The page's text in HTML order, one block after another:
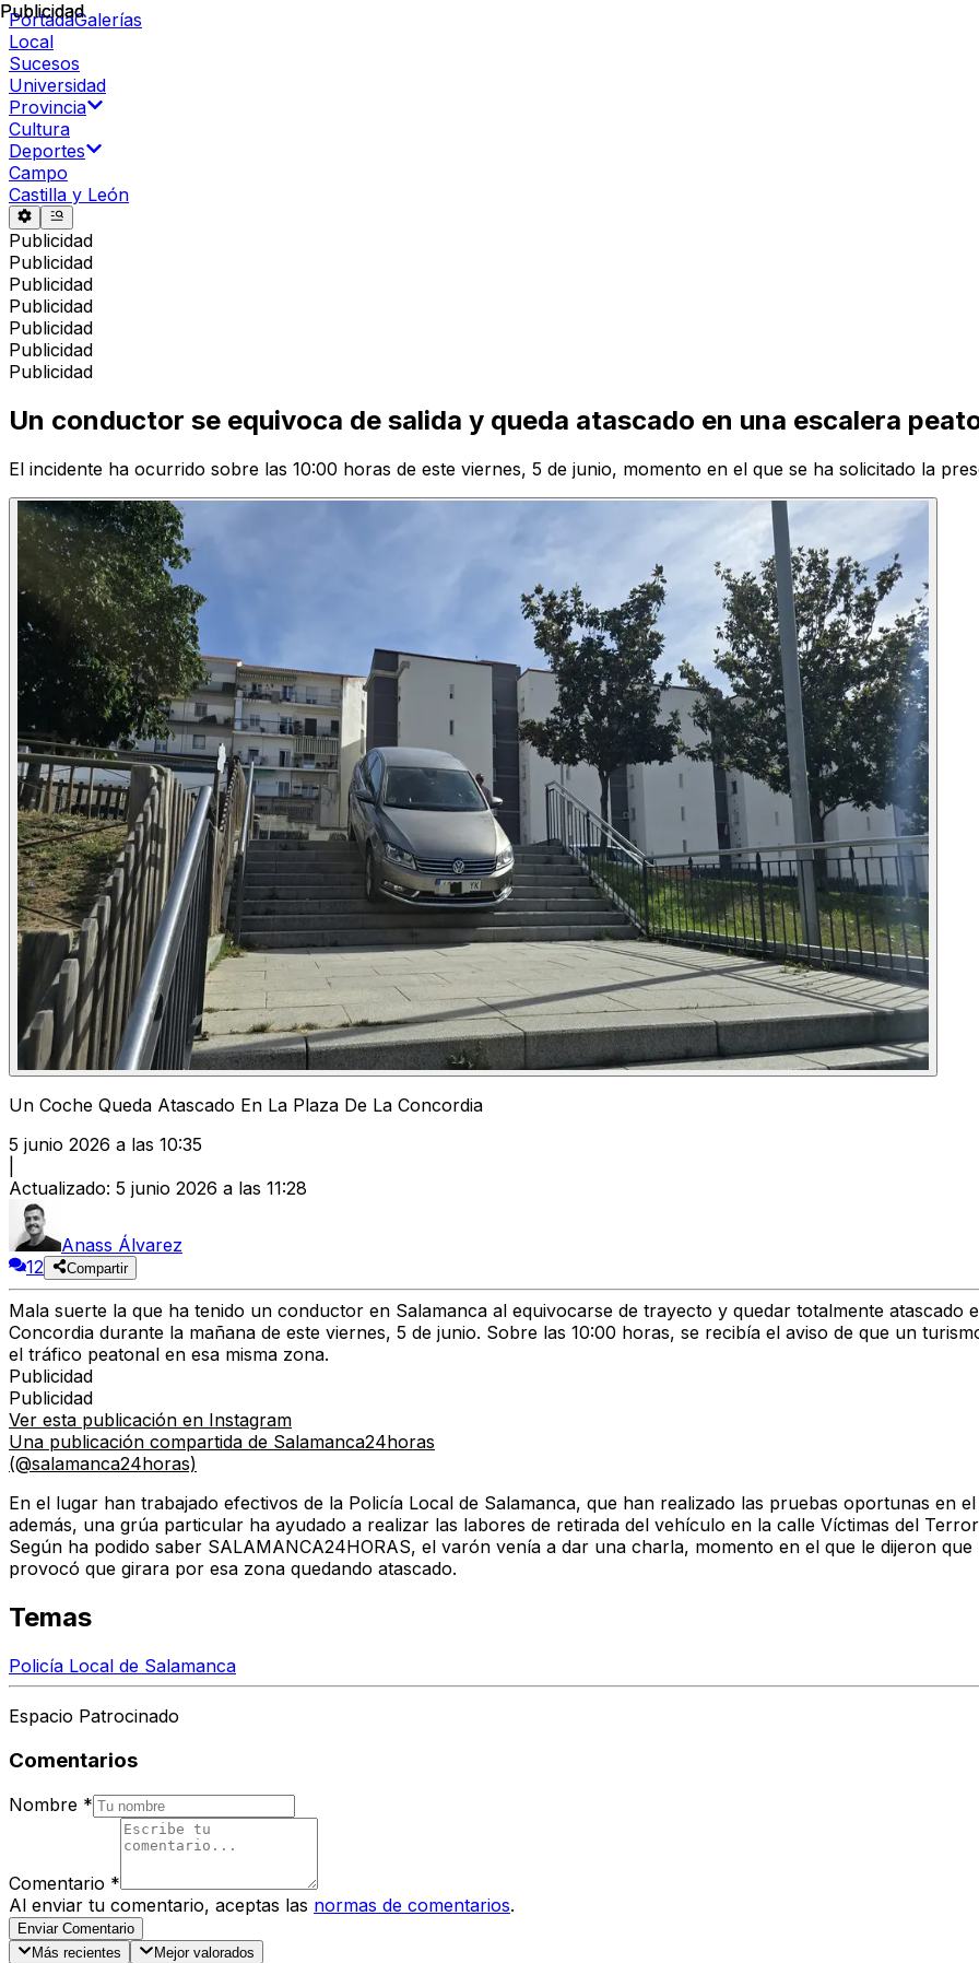
PortadaGalerías
Local
Sucesos
Universidad
Provincia
Cultura
Deportes
Campo
Castilla y León
Publicidad
Publicidad
Publicidad
Publicidad
Publicidad
Publicidad
Publicidad
Publicidad
Un conductor se equivoca de salida y queda atascado en una escalera
El incidente ha ocurrido sobre las 10:00 horas de este viernes, 5 de junio, momento en el que se ha solicitado la
Un Coche Queda Atascado En La Plaza De La Concordia
5 junio 2026 a las 10:35
Actualizado: 5 junio 2026 a las 11:28
Anass Álvarez
12
Compartir
Mala suerte la que ha tenido un conductor en Salamanca al equivocarse de trayecto y quedar totalmente atascado
Concordia durante la mañana de este viernes, 5 de junio. Sobre las 10:00 horas, se recibía el aviso de que un
el tráfico peatonal en esa misma zona.
Publicidad
Publicidad
Ver esta publicación en Instagram
Una publicación compartida de Salamanca24horas
(@salamanca24horas)
En el lugar han trabajado efectivos de la Policía Local de Salamanca, que han realizado las pruebas oportunas en
además, una grúa particular ha ayudado a realizar las labores de retirada del vehículo en la calle Víctimas del
Según ha podido saber SALAMANCA24HORAS, el varón venía a dar una charla, momento en el que le dijeron
provocó que girara por esa zona quedando atascado.
Temas
Policía Local de Salamanca
Espacio Patrocinado
Comentarios
Nombre *
Comentario *
Al enviar tu comentario, aceptas las normas de comentarios.
Enviar Comentario
Más recientes
Mejor valorados
Publicidad